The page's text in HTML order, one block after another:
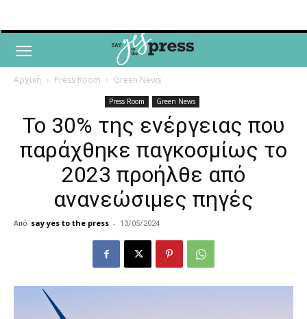
Αρχική Press Room Green News
Press Room Green News
Το 30% της ενέργειας που
παράχθηκε παγκοσμίως το
2023 προήλθε από
ανανεώσιμες πηγές
Από say yes to the press - 13/05/2024